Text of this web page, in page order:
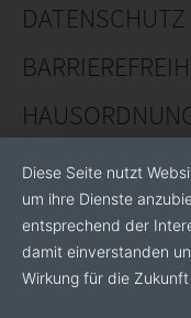
DATENSCHUTZ
Diese Seite nutzt
um ihre Dienste
entsprechend der
damit einverstanden
Wirkung für die